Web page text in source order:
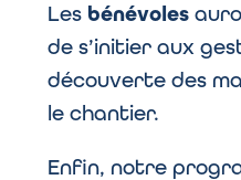
Les bénévoles
de s’initier aux
découverte des
le chantier.
Enfin, notre